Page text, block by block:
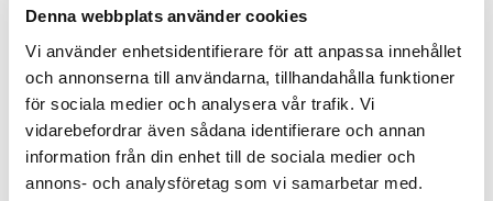
Denna webbplats använder cookies
Vi använder enhetsidentifierare för att anpassa innehållet
och annonserna till användarna, tillhandahålla funktioner
för sociala medier och analysera vår trafik. Vi
vidarebefordrar även sådana identifierare och annan
information från din enhet till de sociala medier och
annons- och analysföretag som vi samarbetar med.
Tarotkorten och hennes intuition och medialitet.
Hon arbetar enbart med rena energier och alltid i
kärlekens tecken. Viktigast är att ge dig rätt
budskap på ett ärligt sätt, så att det ger dig
styrkan att finna din inre röst och att du genom
det, kan fatta dina egna beslut.
Hennes mediala förmåga består i att hon är
RING KÖP BOKA MAIL
event
SCHEMA
Ring någon av våra duktiga spådamer och låt de
besvara dina frågor oavsett om det gäller kärlek,
arbete eller budskap från universum.